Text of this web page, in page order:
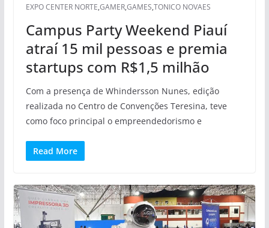
EXPO CENTER NORTE,GAMER,GAMES,TONICO NOVAES
Campus Party Weekend Piauí
atraí 15 mil pessoas e premia
startups com R$1,5 milhão
Com a presença de Whindersson Nunes, edição
realizada no Centro de Convenções Teresina, teve
como foco principal o empreendedorismo e
Read More